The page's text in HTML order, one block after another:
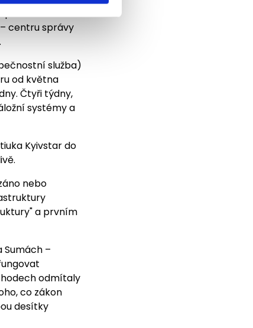
centru správy
služba)
od května
Čtyři týdny,
systémy a
Kyivstar do
nebo
a prvním
Sumách –
odmítaly
co zákon
desítky